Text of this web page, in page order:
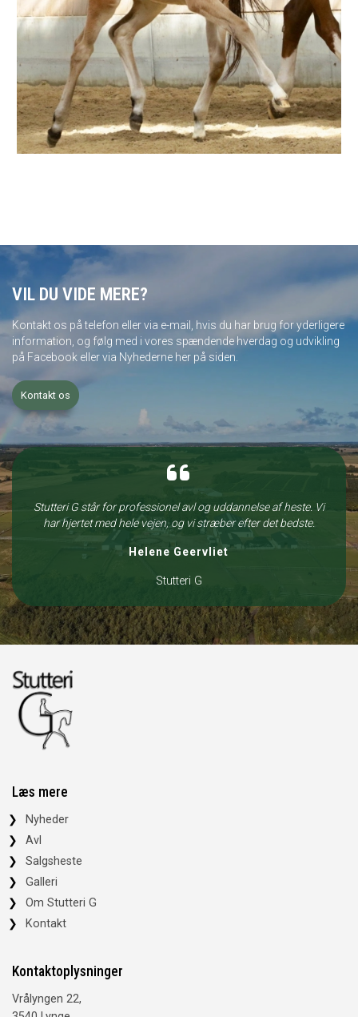
VIL DU VIDE MERE?
Kontakt os på telefon eller via e-mail, hvis du har brug for yderligere
information, og følg med i vores spændende hverdag og udvikling
på Facebook eller via Nyhederne her på siden.
Kontakt os
Stutteri G står for professionel avl og uddannelse af heste. Vi
har hjertet med hele vejen, og vi stræber efter det bedste.
Helene Geervliet
Stutteri G
Læs mere
Nyheder
Avl
Salgsheste
Galleri
Om Stutteri G
Kontakt
Kontaktoplysninger
Vrålyngen 22,